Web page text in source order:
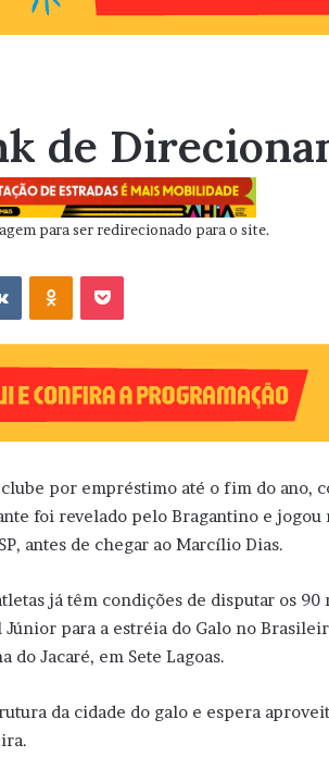
de
para ser redirecionado para o site.
VK OK
por empréstimo até o fim do ano,
foi revelado pelo Bragantino e
antes de chegar ao Marcílio Dias.
já têm condições de disputar os
para a estréia do Galo no
do Jacaré, em Sete Lagoas.
da cidade do galo e espera